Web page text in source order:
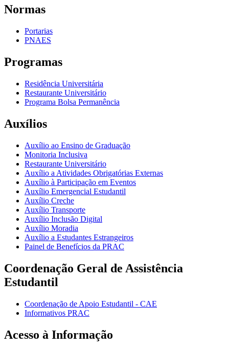
Normas
Portarias
PNAES
Programas
Residência Universitária
Restaurante Universitário
Programa Bolsa Permanência
Auxílios
Auxílio ao Ensino de Graduação
Monitoria Inclusiva
Restaurante Universitário
Auxílio a Atividades Obrigatórias Externas
Auxílio à Participação em Eventos
Auxílio Emergencial Estudantil
Auxílio Creche
Auxílio Transporte
Auxílio Inclusão Digital
Auxílio Moradia
Auxílio a Estudantes Estrangeiros
Painel de Benefícios da PRAC
Coordenação Geral de Assistência
Estudantil
Coordenação de Apoio Estudantil - CAE
Informativos PRAC
Acesso à Informação